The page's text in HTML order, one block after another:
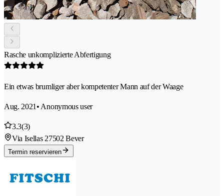
Rasche unkomplizierte Abfertigung
Ein etwas brumliger aber kompetenter Mann auf der Waage
Aug. 2021 • Anonymous user
3.3(3)
Via Isellas 27502 Bever
Termin reservieren